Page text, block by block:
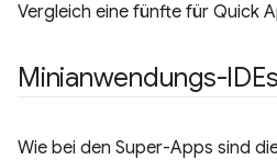
Vergleich eine fünfte für Quick
Minianwendungs-IDEs
Wie bei den Super-Apps sind